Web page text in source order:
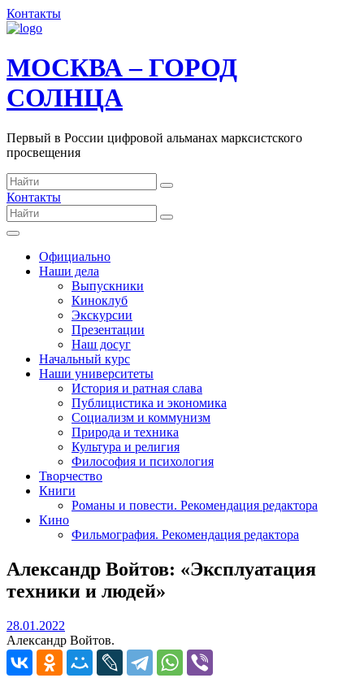
Контакты
МОСКВА – ГОРОД
СОЛНЦА
Первый в России цифровой альманах марксистского
просвещения
Контакты
Официально
Наши дела
Выпускники
Киноклуб
Экскурсии
Презентации
Наш досуг
Начальный курс
Наши университеты
История и ратная слава
Публицистика и экономика
Социализм и коммунизм
Природа и техника
Культура и религия
Философия и психология
Творчество
Книги
Романы и повести. Рекомендация редактора
Кино
Фильмография. Рекомендация редактора
Александр Войтов: «Эксплуатация
техники и людей»
28.01.2022
Александр Войтов.